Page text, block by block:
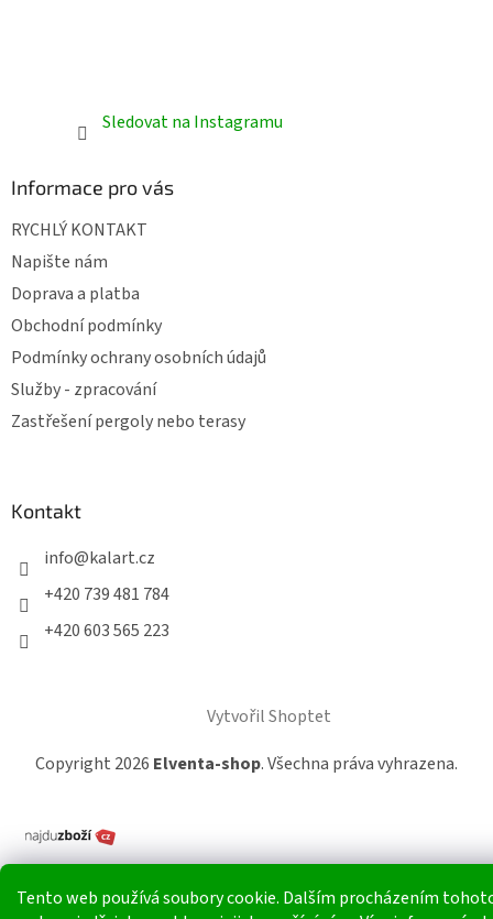
Tento web používá soubory cookie. Dalším procházením
Sledovat na Instagramu
Informace pro vás
RYCHLÝ KONTAKT
Napište nám
Doprava a platba
Obchodní podmínky
Podmínky ochrany osobních údajů
Služby - zpracování
Zastřešení pergoly nebo terasy
Kontakt
info@kalart.cz
+420 739 481 784
+420 603 565 223
Vytvořil Shoptet
Copyright 2026 Elventa-shop. Všechna práva vyhrazena.